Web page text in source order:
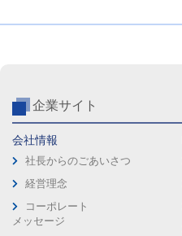
企業サイト
会社情報
社長からのごあいさつ
経営理念
コーポレート
メッセージ